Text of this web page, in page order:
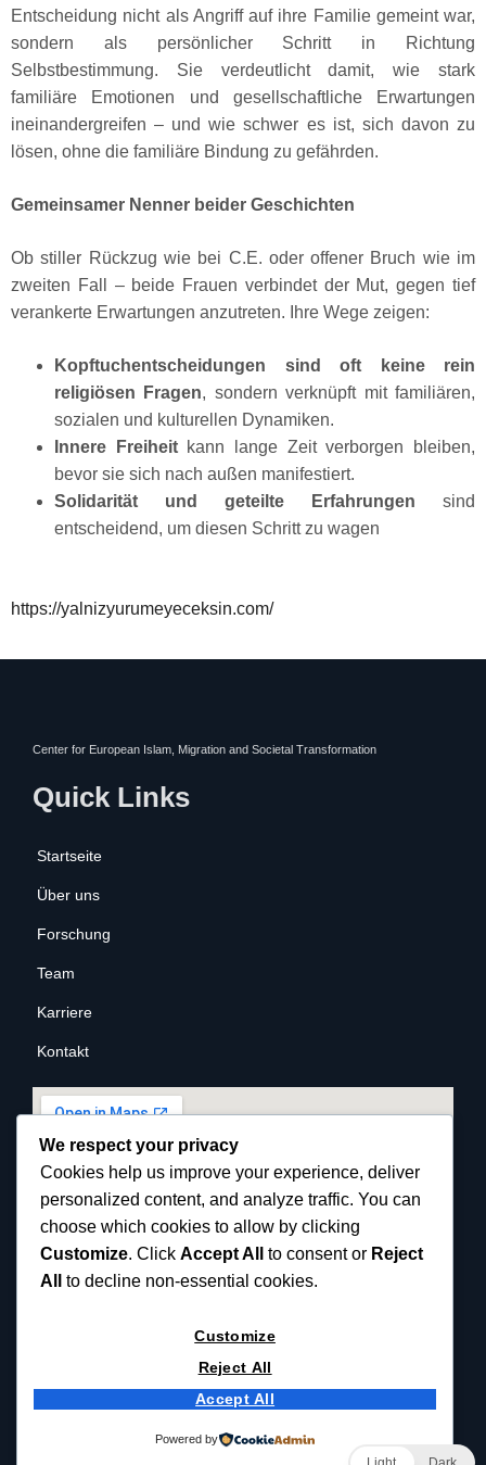
Entscheidung nicht als Angriff auf ihre Familie gemeint war,
sondern als persönlicher Schritt in Richtung
Selbstbestimmung. Sie verdeutlicht damit, wie stark
familiäre Emotionen und gesellschaftliche Erwartungen
ineinandergreifen – und wie schwer es ist, sich davon zu
lösen, ohne die familiäre Bindung zu gefährden.
Gemeinsamer Nenner beider Geschichten
Ob stiller Rückzug wie bei C.E. oder offener Bruch wie im
zweiten Fall – beide Frauen verbindet der Mut, gegen tief
verankerte Erwartungen anzutreten. Ihre Wege zeigen:
Kopftuchentscheidungen sind oft keine rein
religiösen Fragen, sondern verknüpft mit familiären,
sozialen und kulturellen Dynamiken.
Innere Freiheitkann lange Zeit verborgen bleiben,
bevor sie sich nach außen manifestiert.
Solidarität und geteilte Erfahrungen sind
entscheidend, um diesen Schritt zu wagen
https://yalnizyurumeyeceksin.com/
Center for European Islam, Migration and Societal Transformation
Quick Links
Startseite
Über uns
Forschung
Team
Karriere
Kontakt
© 2025 Copyrights reserved cemist.eu.
We respect your privacy
Cookies help us improve your experience, deliver
personalized content, and analyze traffic. You can
choose which cookies to allow by clicking
Customize. Click Accept All to consent or Reject
All
to decline non-essential cookies.
Customize
Reject All
Accept All
Powered by